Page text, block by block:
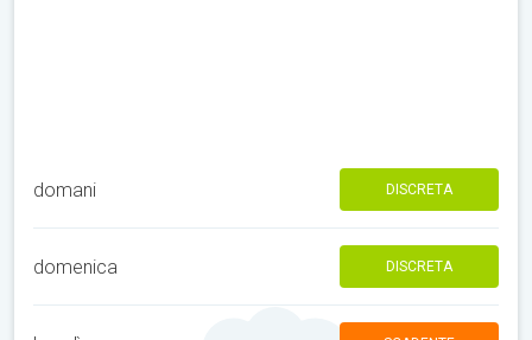
domani DISCRETA
domenica DISCRETA